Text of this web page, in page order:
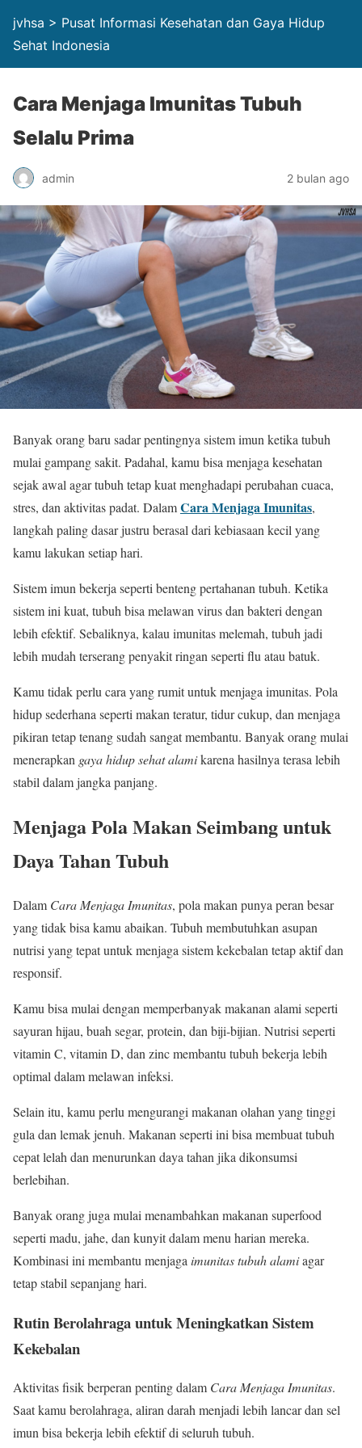
jvhsa > Pusat Informasi Kesehatan dan Gaya Hidup
Sehat Indonesia
Cara Menjaga Imunitas Tubuh
Selalu Prima
admin 2 bulan ago
Banyak orang baru sadar pentingnya sistem imun ketika tubuh
mulai gampang sakit. Padahal, kamu bisa menjaga kesehatan
sejak awal agar tubuh tetap kuat menghadapi perubahan cuaca,
stres, dan aktivitas padat. DalamCara Menjaga Imunitas,
langkah paling dasar justru berasal dari kebiasaan kecil yang
kamu lakukan setiap hari.
Sistem imun bekerja seperti benteng pertahanan tubuh. Ketika
sistem ini kuat, tubuh bisa melawan virus dan bakteri dengan
lebih efektif. Sebaliknya, kalau imunitas melemah, tubuh jadi
lebih mudah terserang penyakit ringan seperti flu atau batuk.
Kamu tidak perlu cara yang rumit untuk menjaga imunitas. Pola
hidup sederhana seperti makan teratur, tidur cukup, dan menjaga
pikiran tetap tenang sudah sangat membantu. Banyak orang mulai
menerapkan gaya hidup sehat alamikarena hasilnya terasa lebih
stabil dalam jangka panjang.
Menjaga Pola Makan Seimbang untuk
Daya Tahan Tubuh
Dalam Cara Menjaga Imunitas, pola makan punya peran besar
yang tidak bisa kamu abaikan. Tubuh membutuhkan asupan
nutrisi yang tepat untuk menjaga sistem kekebalan tetap aktif dan
responsif.
Kamu bisa mulai dengan memperbanyak makanan alami seperti
sayuran hijau, buah segar, protein, dan biji-bijian. Nutrisi seperti
vitamin C, vitamin D, dan zinc membantu tubuh bekerja lebih
optimal dalam melawan infeksi.
Selain itu, kamu perlu mengurangi makanan olahan yang tinggi
gula dan lemak jenuh. Makanan seperti ini bisa membuat tubuh
cepat lelah dan menurunkan daya tahan jika dikonsumsi
berlebihan.
Banyak orang juga mulai menambahkan makanan superfood
seperti madu, jahe, dan kunyit dalam menu harian mereka.
Kombinasi ini membantu menjaga imunitas tubuh alamiagar
tetap stabil sepanjang hari.
Rutin Berolahraga untuk Meningkatkan Sistem
Kekebalan
Aktivitas fisik berperan penting dalam Cara Menjaga Imunitas.
Saat kamu berolahraga, aliran darah menjadi lebih lancar dan sel
imun bisa bekerja lebih efektif di seluruh tubuh.